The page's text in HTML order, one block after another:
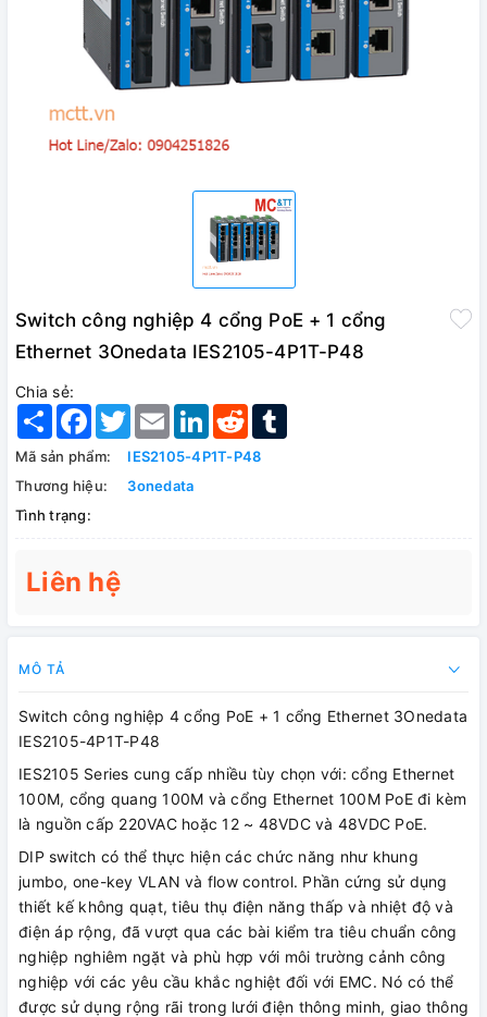
Switch công nghiệp 4 cổng PoE + 1 cổng
Ethernet 3Onedata IES2105-4P1T-P48
Chia sẻ:
Share Facebook
TwitterEmail LinkedInReddit
Mã sản phẩm:
IES2105-4P1T-P48
Thương hiệu:
3onedata
Tình trạng:
Liên hệ
MÔ TẢ
Switch công nghiệp 4 cổng PoE + 1 cổng Ethernet 3Onedata
IES2105-4P1T-P48
IES2105 Series cung cấp nhiều tùy chọn với: cổng Ethernet
100M, cổng quang 100M và cổng Ethernet 100M PoE đi kèm
là nguồn cấp 220VAC hoặc 12 ~ 48VDC và 48VDC PoE.
DIP switch có thể thực hiện các chức năng như khung
jumbo, one-key VLAN và flow control. Phần cứng sử dụng
thiết kế không quạt, tiêu thụ điện năng thấp và nhiệt độ và
điện áp rộng, đã vượt qua các bài kiểm tra tiêu chuẩn công
nghiệp nghiêm ngặt và phù hợp với môi trường cảnh công
nghiệp với các yêu cầu khắc nghiệt đối với EMC. Nó có thể
được sử dụng rộng rãi trong lưới điện thông minh, giao thông